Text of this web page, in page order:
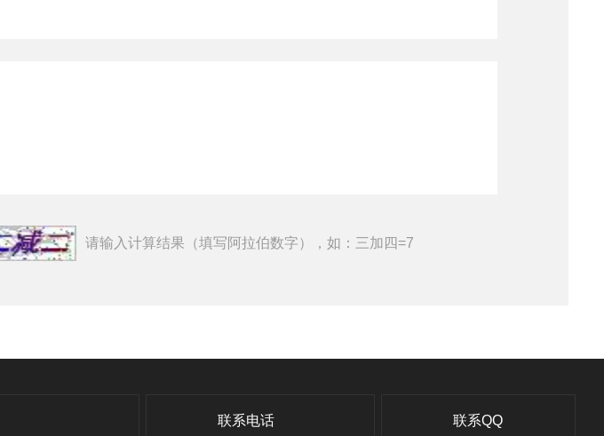
请输入计算结果（填写阿拉伯数字），如：三加四=7
联系电话
联系QQ